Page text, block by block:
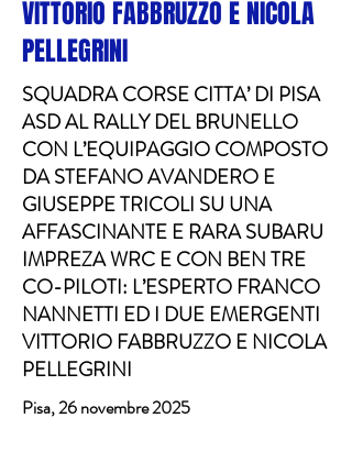
VITTORIO FABBRUZZO E NICOLA
PELLEGRINI
SQUADRA CORSE CITTA’ DI PISA
ASD AL RALLY DEL BRUNELLO
CON L’EQUIPAGGIO COMPOSTO
DA STEFANO AVANDERO E
GIUSEPPE TRICOLI SU UNA
AFFASCINANTE E RARA SUBARU
IMPREZA WRC E CON BEN TRE
CO-PILOTI: L’ESPERTO FRANCO
NANNETTI ED I DUE EMERGENTI
VITTORIO FABBRUZZO E NICOLA
PELLEGRINI
Pisa, 26 novembre 2025